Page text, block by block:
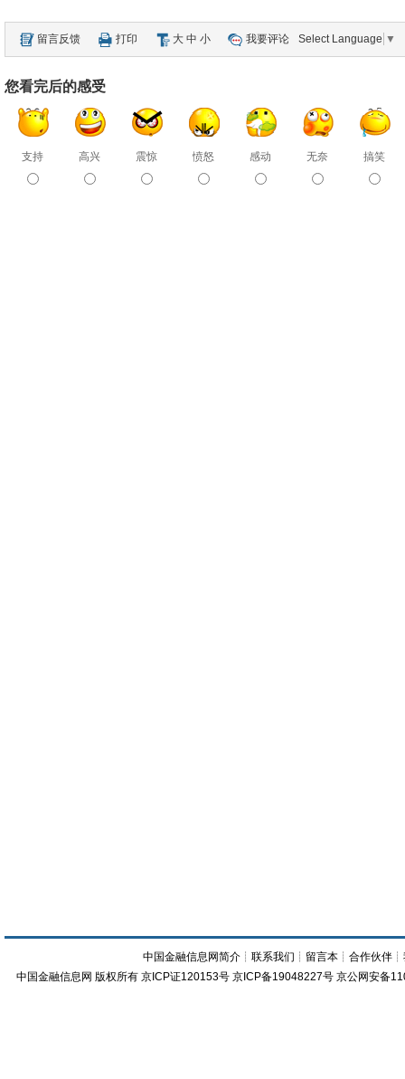
留言反馈 打印 大 中 小 我要评论 Select Language ▼
您看完后的感受
支持 高兴 震惊 愤怒 感动 无奈 搞笑
中国金融信息网简介 ┊联系我们 ┊ 留言本 ┊合作伙伴 ┊
中国金融信息网 版权所有 京ICP证120153号 京ICP备19048227号 京公网安备